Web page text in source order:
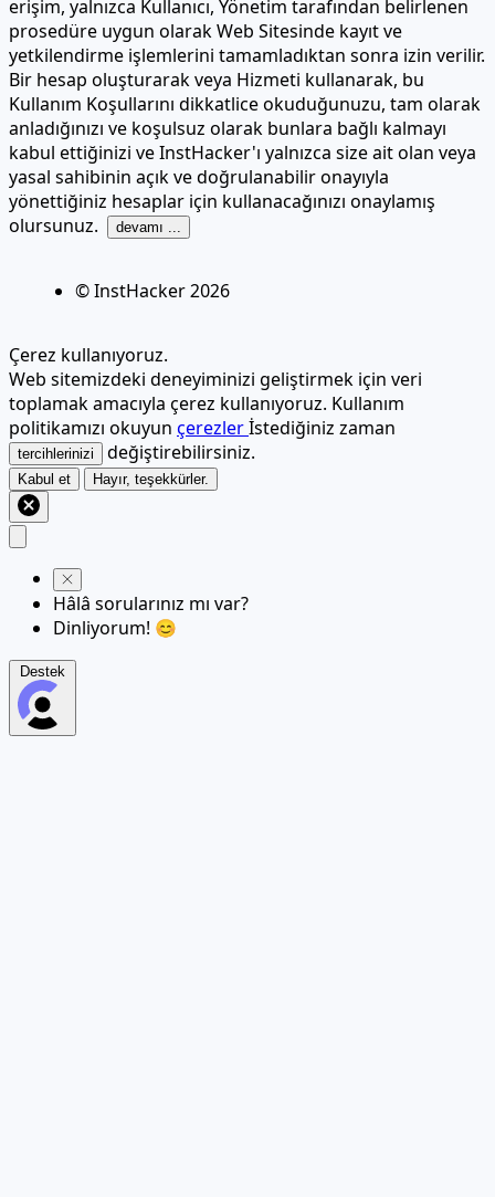
erişim, yalnızca Kullanıcı, Yönetim tarafından belirlenen
prosedüre uygun olarak Web Sitesinde kayıt ve
yetkilendirme işlemlerini tamamladıktan sonra izin verilir.
Bir hesap oluşturarak veya Hizmeti kullanarak, bu
Kullanım Koşullarını dikkatlice okuduğunuzu, tam olarak
anladığınızı ve koşulsuz olarak bunlara bağlı kalmayı
kabul ettiğinizi ve InstHacker'ı yalnızca size ait olan veya
yasal sahibinin açık ve doğrulanabilir onayıyla
yönettiğiniz hesaplar için kullanacağınızı onaylamış
olursunuz.
devamı ...
© InstHacker2026
Çerez kullanıyoruz.
Web sitemizdeki deneyiminizi geliştirmek için veri
toplamak amacıyla çerez kullanıyoruz. Kullanım
politikamızı okuyun çerezlerİstediğiniz zaman
tercihlerinizi değiştirebilirsiniz.
Kabul et Hayır, teşekkürler.
Hâlâ sorularınız mı var?
Dinliyorum! 😊
Destek